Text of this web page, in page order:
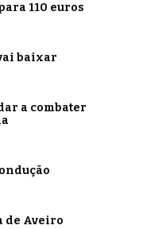
110 euros
baixar
a combater
de Aveiro